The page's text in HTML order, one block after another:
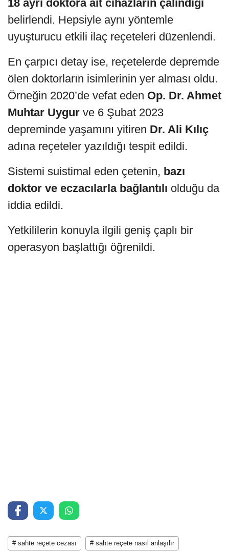
18 ayrı doktora ait cihazların çalındığı
belirlendi. Hepsiyle aynı yöntemle
uyuşturucu etkili ilaç reçeteleri düzenlendi.
En çarpıcı detay ise, reçetelerde depremde
ölen doktorların isimlerinin yer alması oldu.
Örneğin 2020’de vefat eden Op. Dr. Ahmet
Muhtar Uygur ve 6 Şubat 2023
depreminde yaşamını yitiren Dr. Ali Kılıç
adına reçeteler yazıldığı tespit edildi.
Sistemi suistimal eden çetenin, bazı
doktor ve eczacılarla bağlantılı olduğu da
iddia edildi.
Yetkililerin konuyla ilgili geniş çaplı bir
operasyon başlattığı öğrenildi.
# sahte reçete cezası # sahte reçete nasıl anlaşılır